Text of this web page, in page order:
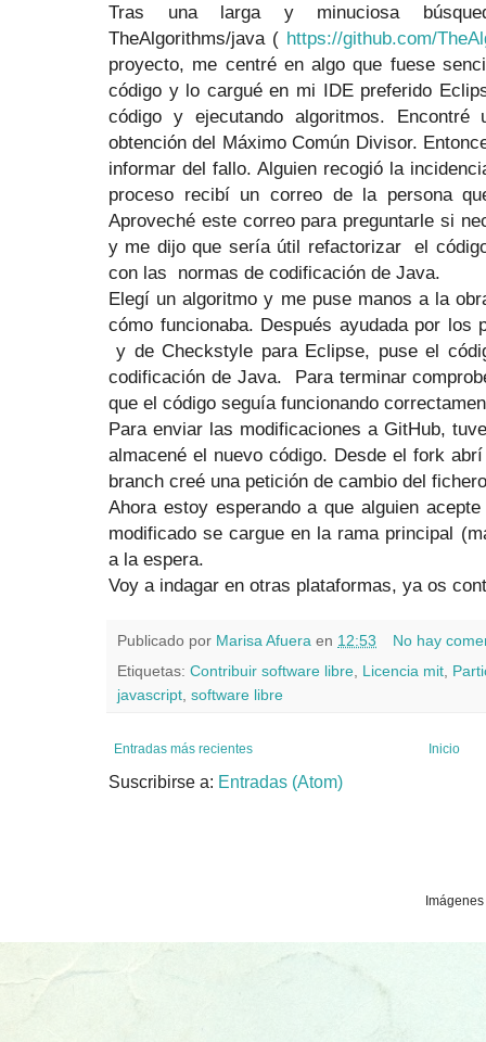
Tras una larga y minuciosa
TheAlgorithms/java ( https://github.com/
proyecto, me centré en algo que fuese
código y lo cargué en mi IDE preferido
código y ejecutando algoritmos.
obtención del Máximo Común Divisor.
informar del fallo. Alguien recogió la
proceso recibí un correo de la persona
Aproveché este correo para preguntarle si
y me dijo que sería útil refactorizar
el
con las normas de codificación de Java.
Elegí un algoritmo y me puse manos a la
cómo funcionaba. Después ayudada por los
y de Checkstyle para Eclipse, puse el
codificación de Java.
Para terminar
que el código seguía funcionando
Para enviar las modificaciones a GitHub,
almacené el nuevo código. Desde el fork
branch creé una petición de cambio del
Ahora estoy esperando a que alguien
modificado se cargue en la rama principal
a la espera.
Voy a indagar en otras plataformas, ya os
Publicado por Marisa Afuera en 12:53
No hay
Etiquetas: Contribuir software libre Licencia mit
javascript software libre
Entradas más recientes Inicio
Suscribirse a: Entradas (Atom)